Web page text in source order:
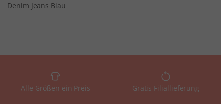
Denim Jeans Blau
Alle Größen ein Preis Gratis Filiallieferung